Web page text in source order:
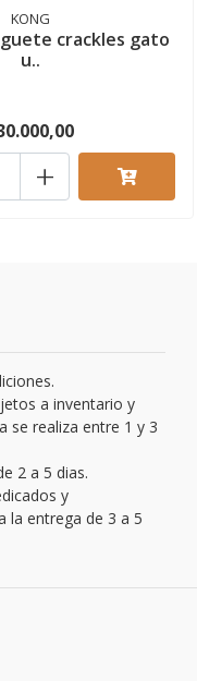
KONG
crackles gato
u..
+
a inventario y
se realiza entre 1 y 3
2 a 5 dias.
y
la entrega de 3 a 5